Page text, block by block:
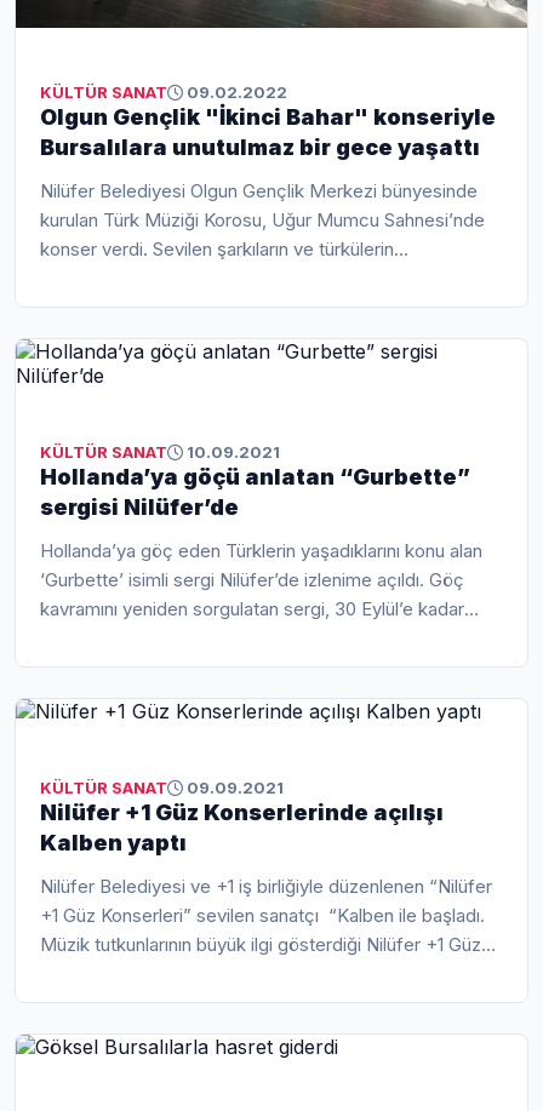
KÜLTÜR SANAT 09.02.2022
Olgun Gençlik "İkinci Bahar" konseriyle
Bursalılara unutulmaz bir gece yaşattı
Nilüfer Belediyesi Olgun Gençlik Merkezi bünyesinde
kurulan Türk Müziği Korosu, Uğur Mumcu Sahnesi’nde
konser verdi. Sevilen şarkıların ve türkülerin
KÜLTÜR SANAT 10.09.2021
Hollanda’ya göçü anlatan “Gurbette”
sergisi Nilüfer’de
Hollanda’ya göç eden Türklerin yaşadıklarını konu alan
‘Gurbette’ isimli sergi Nilüfer’de izlenime açıldı. Göç
kavramını yeniden sorgulatan sergi, 30 Eylül’e kadar
KÜLTÜR SANAT 09.09.2021
Nilüfer +1 Güz Konserlerinde açılışı
Kalben yaptı
Nilüfer Belediyesi ve +1 iş birliğiyle düzenlenen “Nilüfer
+1 Güz Konserleri” sevilen sanatçı “Kalben ile başladı.
Müzik tutkunlarının büyük ilgi gösterdiği Nilüfer +1 Güz